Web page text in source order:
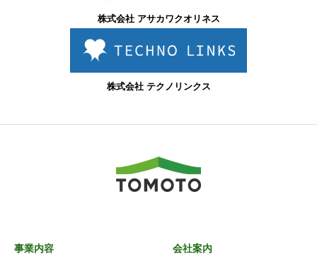
株式会社 アサカワクオリネス
株式会社 テクノリンクス
事業内容 会社案内